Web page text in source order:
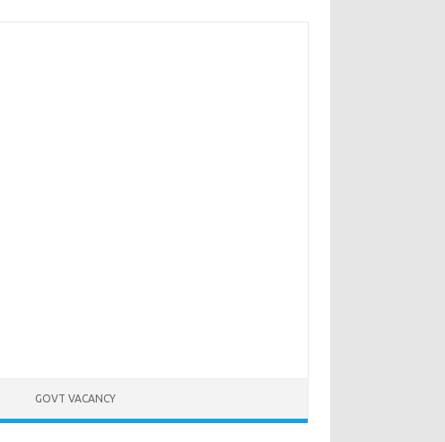
GOVT VACANCY